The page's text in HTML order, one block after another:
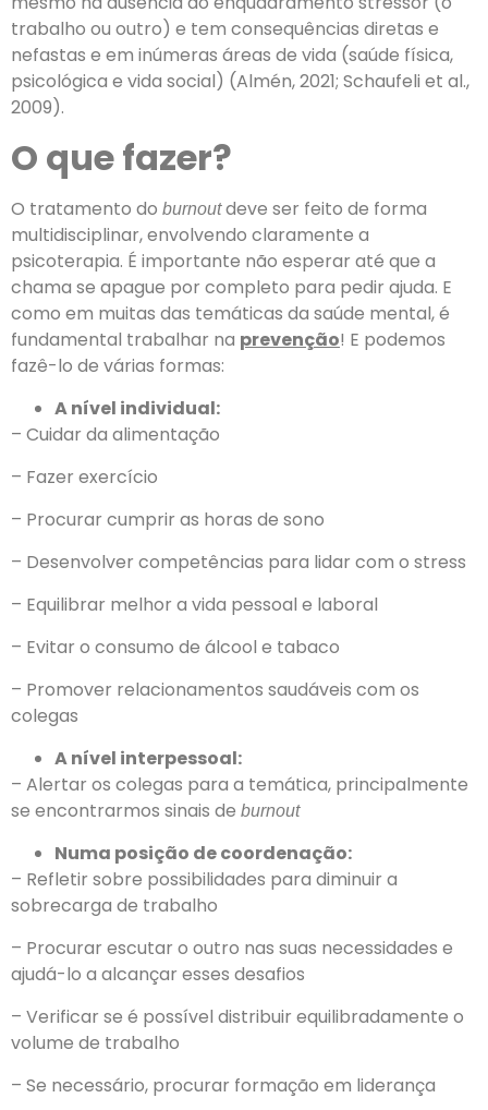
trabalho ou outro) e tem consequências diretas e
nefastas e em inúmeras áreas de vida (saúde física,
psicológica e vida social) (Almén, 2021; Schaufeli et al.,
2009).
O que fazer?
O tratamento do burnoutdeve ser feito de forma
multidisciplinar, envolvendo claramente a
psicoterapia. É importante não esperar até que a
chama se apague por completo para pedir ajuda. E
como em muitas das temáticas da saúde mental, é
fundamental trabalhar na prevenção! E podemos
fazê-lo de várias formas:
A nível individual:
– Cuidar da alimentação
– Fazer exercício
– Procurar cumprir as horas de sono
– Desenvolver competências para lidar com o stress
– Equilibrar melhor a vida pessoal e laboral
– Evitar o consumo de álcool e tabaco
– Promover relacionamentos saudáveis com os
colegas
A nível interpessoal:
– Alertar os colegas para a temática, principalmente
se encontrarmos sinais de burnout
Numa posição de coordenação:
– Refletir sobre possibilidades para diminuir a
sobrecarga de trabalho
– Procurar escutar o outro nas suas necessidades e
ajudá-lo a alcançar esses desafios
– Verificar se é possível distribuir equilibradamente o
volume de trabalho
– Se necessário, procurar formação em liderança